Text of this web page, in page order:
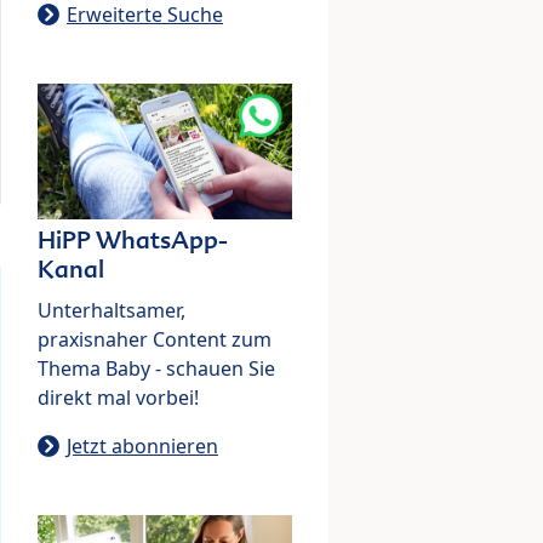
Erweiterte Suche
HiPP WhatsApp-
Kanal
Unterhaltsamer,
praxisnaher Content zum
Thema Baby - schauen Sie
direkt mal vorbei!
Jetzt abonnieren